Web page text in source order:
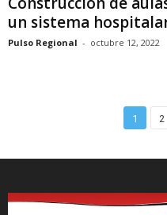
un sistema
Pulso Regional - octubre 12, 2022
1 2